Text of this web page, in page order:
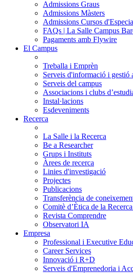
Admissions Graus
Admissions Màsters
Admissions Cursos
FAQs | La Salle Campus
Pagaments amb Flywire
El Campus
Treballa i Emprèn
Serveis d'informació i gestió
Serveis del campus
Associacions i clubs
Instal·lacions
Esdeveniments
Recerca
La Salle i la Recerca
Be a Researcher
Grups i Instituts
Àrees de recerca
Linies d'investigació
Projectes
Publicacions
Transferència de
Comitè d’Ètica de la
Revista Comprendre
Observatori IA
Empresa
Professional i Executive
Career Services
Innovació i R+D
Serveis d'Emprenedoria i